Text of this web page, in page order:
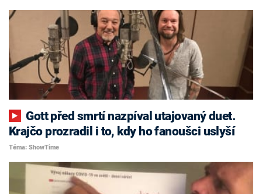
Gott před smrtí nazpíval utajovaný duet.
Krajčo prozradil i to, kdy ho fanoušci uslyší
Téma: ShowTime